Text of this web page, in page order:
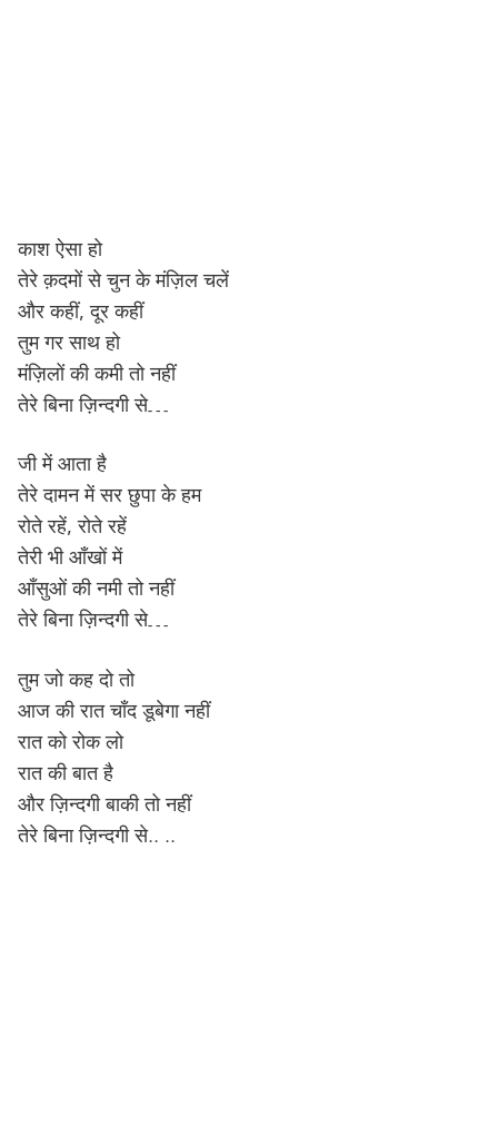
काश ऐसा हो
तेरे क़दमों से चुन के मंज़िल चलें
और कहीं, दूर कहीं
तुम गर साथ हो
मंज़िलों की कमी तो नहीं
तेरे बिना ज़िन्दगी से…
जी में आता है
तेरे दामन में सर छुपा के हम
रोते रहें, रोते रहें
तेरी भी आँखों में
आँसुओं की नमी तो नहीं
तेरे बिना ज़िन्दगी से…
तुम जो कह दो तो
आज की रात चाँद डूबेगा नहीं
रात को रोक लो
रात की बात है
और ज़िन्दगी बाकी तो नहीं
तेरे बिना ज़िन्दगी से.. ..